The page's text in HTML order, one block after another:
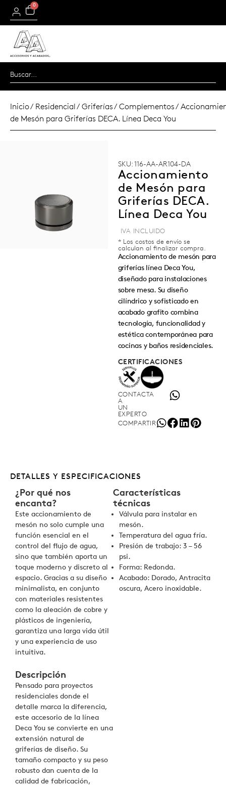
0
Inicio/ Residencial/ Griferías/ Complementos/
de Mesón para Griferías DECA. Línea Deca You
SKU: 116-AA-AR104-DA
Accionamiento
de Mesón para
Griferías DECA.
Línea Deca You
* Los costos de envío se
calculan al finalizar compra.
Accionamiento de mesón para
griferías línea Deca You,
diseñado para instalaciones
sobre mesa. Su diseño
cilíndrico y sofisticado en
acabado grafito combina
tecnología, funcionalidad y
estética contemporánea para
cocinas y baños residenciales.
CERTIFICACIONES
CONTACTA
A
UN
EXPERTO
COMPARTIR
DETALLES Y ESPECIFICACIONES
¿Por qué nos
encanta?
Este accionamiento de
mesón no solo cumple una
función esencial en el
control del flujo de agua,
sino que también aporta un
toque moderno y discreto al
espacio. Gracias a su diseño
minimalista, en conjunto
con materiales resistentes
como la aleación de cobre y
plásticos de ingeniería,
garantiza una larga vida útil
y una experiencia de uso
intuitiva.
Descripción
Pensado para proyectos
residenciales donde el
detalle marca la diferencia,
este accesorio de la línea
Deca You se convierte en una
extensión natural de
griferías de diseño. Su
tamaño compacto y su peso
robusto dan cuenta de la
calidad de fabricación,
Características
técnicas
Válvula para instalar en
mesón.
Temperatura del agua fría.
Presión de trabajo: 3 – 56
psi.
Forma: Redonda.
Acabado: Dorado, Antracita
oscura, Acero inoxidable.